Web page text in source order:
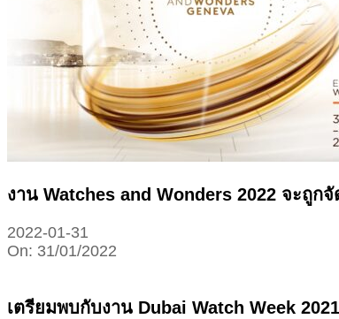
งาน Watches and Wonders 2022 จะถู
2022-01-31
On: 31/01/2022
เตรียมพบกับงาน Dubai Watch Week